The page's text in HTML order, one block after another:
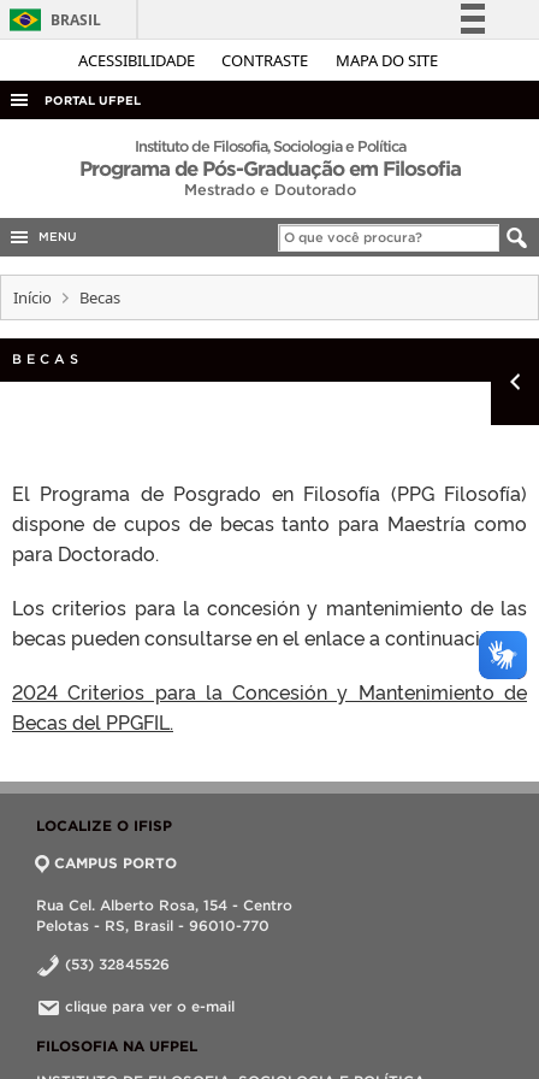
ACESSIBILIDADE CONTRASTE MAPA DO SITE
BRASIL
Simplifique!
Acesso à informação
Canais
PORTAL UFPEL
ACESSO À INFORMAÇÃO
AUDITORIA
EDITAIS
Instituto de Filosofia, Sociologia e Política
Programa de Pós-Graduação em Filosofia
Mestrado e Doutorado
MENU
Início Becas
BECAS
El Programa de Posgrado en Filosofía (PPG Filosofía)
dispone de cupos de becas tanto para Maestría como
para Doctorado.
Los criterios para la concesión y mantenimiento de las
becas pueden consultarse en el enlace a continuación:
2024 Criterios para la Concesión y Mantenimiento de
Becas del PPGFIL.
LOCALIZE O IFISP
CAMPUS PORTO
Rua Cel. Alberto Rosa, 154 - Centro
Pelotas - RS, Brasil - 96010-770
(53) 32845526
clique para ver o e-mail
FILOSOFIA NA UFPEL